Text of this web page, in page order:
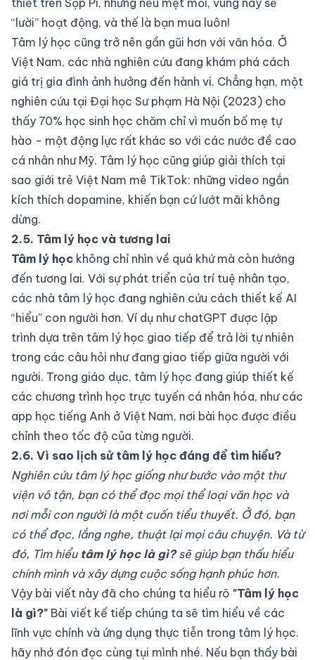
“lười” hoạt động, và thế là bạn mua luôn!
Tâm lý học cũng trở nên gần gũi hơn với văn hóa. Ở
Việt Nam, các nhà nghiên cứu đang khám phá cách
giá trị gia đình ảnh hưởng đến hành vi. Chẳng hạn, một
nghiên cứu tại Đại học Sư phạm Hà Nội (2023) cho
thấy 70% học sinh học chăm chỉ vì muốn bố mẹ tự
hào - một động lực rất khác so với các nước đề cao
cá nhân như Mỹ. Tâm lý học cũng giúp giải thích tại
sao giới trẻ Việt Nam mê TikTok: những video ngắn
kích thích dopamine, khiến bạn cứ lướt mãi không
dừng.
2.5. Tâm lý học và tương lai
Tâm lý học không chỉ nhìn về quá khứ mà còn hướng
đến tương lai. Với sự phát triển của trí tuệ nhân tạo,
các nhà tâm lý học đang nghiên cứu cách thiết kế AI
“hiểu” con người hơn. Ví dụ như chatGPT được lập
trình dựa trên tâm lý học giao tiếp để trả lời tự nhiên
trong các câu hỏi như đang giao tiếp giữa người với
người. Trong giáo dục, tâm lý học đang giúp thiết kế
các chương trình học trực tuyến cá nhân hóa, như các
app học tiếng Anh ở Việt Nam, nơi bài học được điều
chỉnh theo tốc độ của từng người.
2.6. Vì sao lịch sử tâm lý học đáng để tìm hiểu?
Nghiên cứu tâm lý học giống như bước vào một thư
viện vô tận, bạn có thể đọc mọi thể loại văn học và
nơi mỗi con người là một cuốn tiểu thuyết. Ở đó, bạn
có thể đọc, lắng nghe, thuật lại mọi câu chuyện. Và từ
đó, Tìm hiểu tâm lý học là gì?sẽ giúp bạn thấu hiểu
chính mình và xây dựng cuộc sống hạnh phúc hơn.
Vậy bài viết này đã cho chúng ta hiểu rõ "Tâm lý học
là gì?" Bài viết kế tiếp chúng ta sẽ tìm hiểu về các
lĩnh vực chính và ứng dụng thực tiễn trong tâm lý học.
hãy nhớ đón đọc cùng tụi mình nhé. Nếu bạn thấy bài